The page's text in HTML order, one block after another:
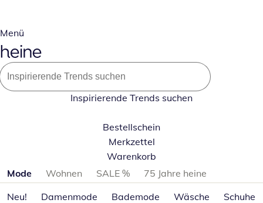
Menü
Inspirierende Trends suchen
Bestellschein
Merkzettel
Warenkorb
Produktkategorien überspringen
Mode Wohnen SALE %
75 Jahre heine
Neu!
Damenmode Bademode Wäsche Schuhe